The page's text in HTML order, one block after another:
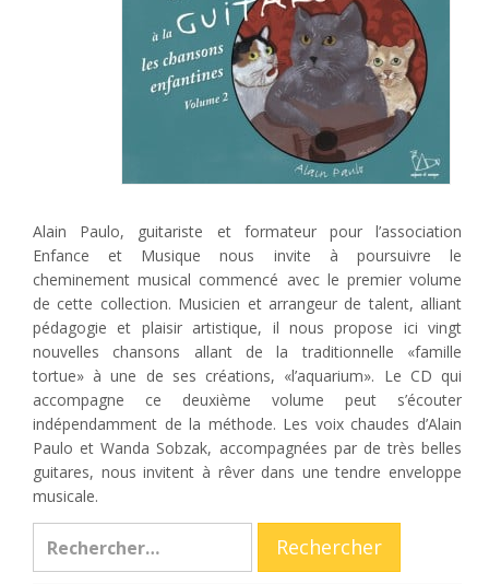
Alain Paulo, guitariste et formateur pour l’association
Enfance et Musique nous invite à poursuivre le
cheminement musical commencé avec le premier volume
de cette collection. Musicien et arrangeur de talent, alliant
pédagogie et plaisir artistique, il nous propose ici vingt
nouvelles chansons allant de la traditionnelle «famille
tortue» à une de ses créations, «l’aquarium». Le CD qui
accompagne ce deuxième volume peut s’écouter
indépendamment de la méthode. Les voix chaudes d’Alain
Paulo et Wanda Sobzak, accompagnées par de très belles
guitares, nous invitent à rêver dans une tendre enveloppe
musicale.